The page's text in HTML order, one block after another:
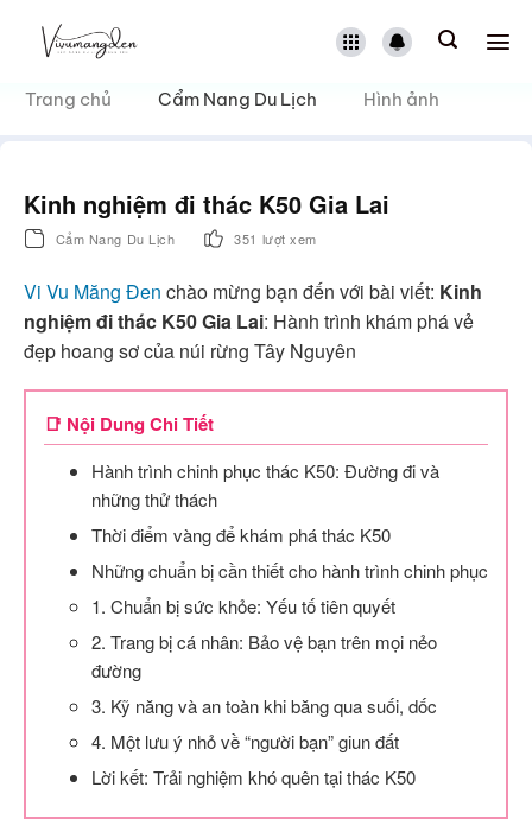
dungTrang chủ Cẩm Nang Du Lịch Hình ảnh
Kinh nghiệm đi thác K50 Gia Lai
Cẩm Nang Du Lịch 351 lượt xem
Vi Vu Măng Đen chào mừng bạn đến với bài viết: Kinh
nghiệm đi thác K50 Gia Lai: Hành trình khám phá vẻ
đẹp hoang sơ của núi rừng Tây Nguyên
📑 Nội Dung Chi Tiết
Hành trình chinh phục thác K50: Đường đi và
những thử thách
Thời điểm vàng để khám phá thác K50
Những chuẩn bị cần thiết cho hành trình chinh phục
1. Chuẩn bị sức khỏe: Yếu tố tiên quyết
2. Trang bị cá nhân: Bảo vệ bạn trên mọi nẻo
đường
3. Kỹ năng và an toàn khi băng qua suối, dốc
4. Một lưu ý nhỏ về “người bạn” giun đất
Lời kết: Trải nghiệm khó quên tại thác K50